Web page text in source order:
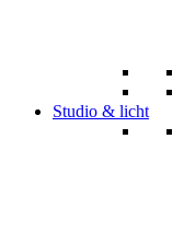
Studio & licht